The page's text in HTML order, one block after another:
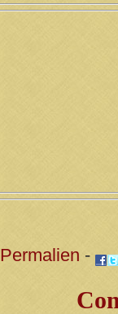
Permalien -